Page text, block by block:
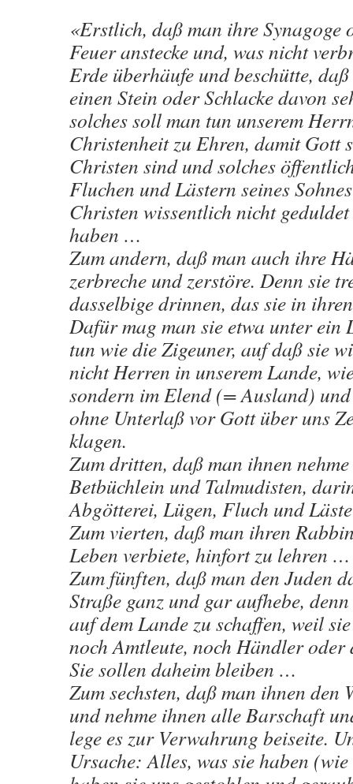
«Erstlich, daß man ihre Synagoge
Feuer anstecke und, was nicht
Erde überhäufe und beschütte,
einen Stein oder Schlacke davon
solches soll man tun unserem
Christenheit zu Ehren, damit Gott
Christen sind und solches
Fluchen und Lästern seines
Christen wissentlich nicht
haben …
Zum andern, daß man auch ihre
zerbreche und zerstöre. Denn sie
dasselbige drinnen, das sie in
Dafür mag man sie etwa unter ein
tun wie die Zigeuner, auf daß sie
nicht Herren in unserem Lande,
sondern im Elend (= Ausland) und
ohne Unterlaß vor Gott über uns
klagen.
Zum dritten, daß man ihnen
Betbüchlein und Talmudisten,
Abgötterei, Lügen, Fluch und
Zum vierten, daß man ihren
Leben verbiete, hinfort zu lehren …
Zum fünften, daß man den Juden
Straße ganz und gar aufhebe,
auf dem Lande zu schaffen, weil
noch Amtleute, noch Händler oder
Sie sollen daheim bleiben …
Zum sechsten, daß man ihnen den
und nehme ihnen alle Barschaft
lege es zur Verwahrung beiseite.
Ursache: Alles, was sie haben